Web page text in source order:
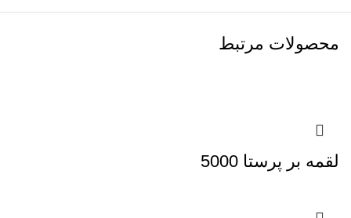
محصولات مرتبط
لقمه بر پرستا 5000